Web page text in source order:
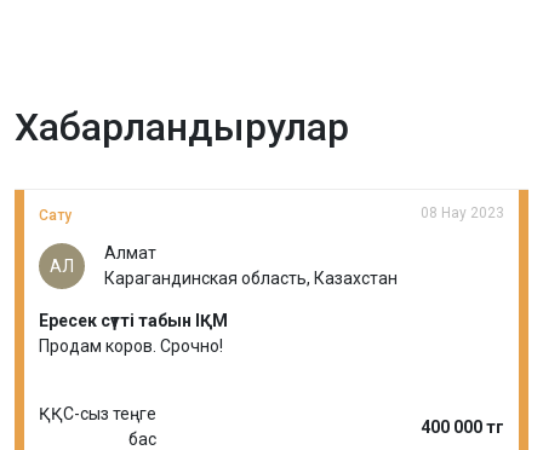
Хабарландырулар
Сату 08 Нау 2023
АЛ
Алмат
Карагандинская область, Казахстан
Ересек сүтті табын ІҚМ
Продам коров. Срочно!
ҚҚС-сыз теңге
бас
400 000 тг